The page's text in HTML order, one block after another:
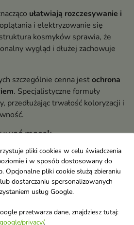
ułatwiają rozczesywanie i
i elektryzowanie się
kosmyków sprawia, że
wygląd i dłużej zachowuje
szczególnie cenna jestochrona
. Specjalistyczne formuły
przedłużając trwałość koloryzacji i
masek
masek nabłyszczających wymaga
procedury. Maskę należy
wilgotne włosy, rozprowadzając
i końcówkach, omijając skórę
pliki cookies w celu świadczenia
i w sposób dostosowany do
Opcjonalne pliki cookie służą zbieraniu
dostarczaniu spersonalizowanych
usług Google.
przetwarza dane, znajdziesz tutaj:
privacy/.